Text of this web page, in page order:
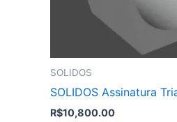
SOLIDOS
SOLIDOS Assinatura
R$10,800.00